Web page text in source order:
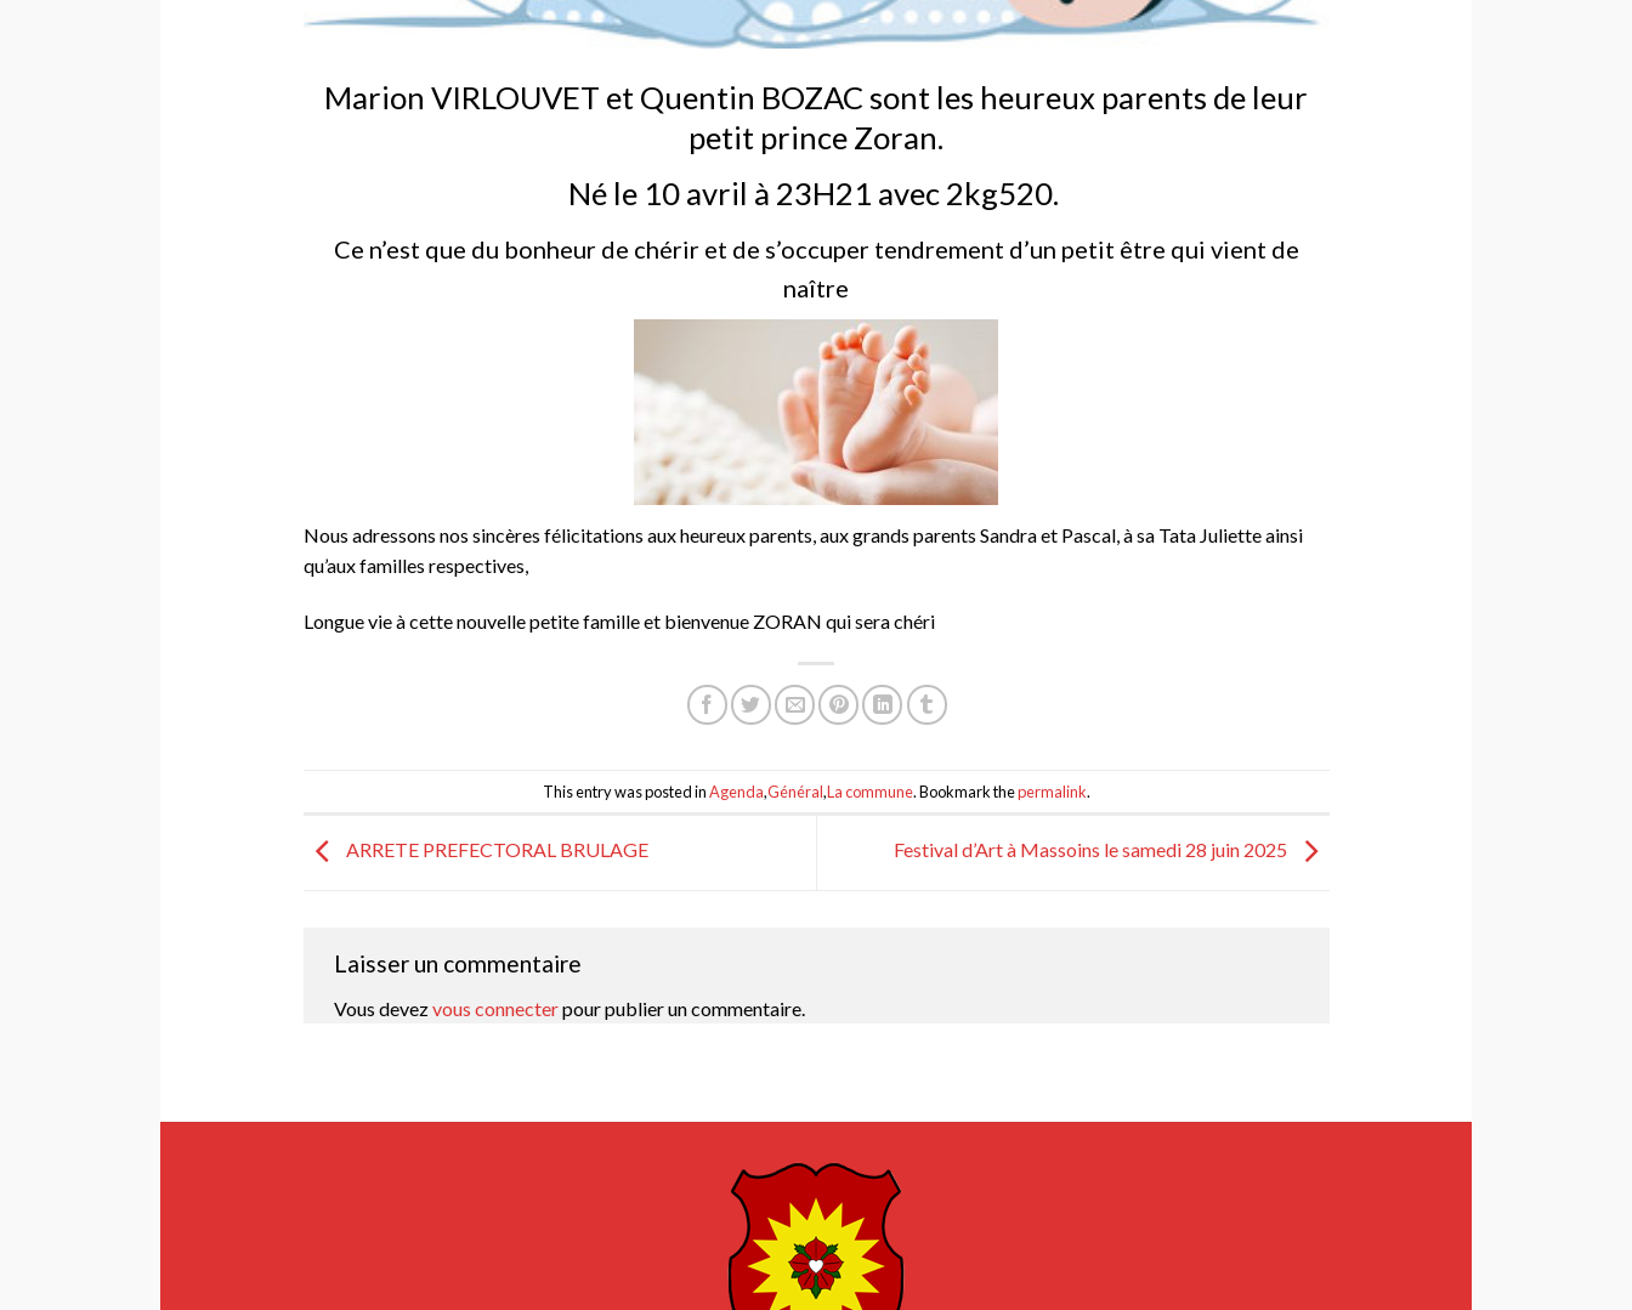
Marion VIRLOUVET et Quentin BOZAC sont les heureux parents de leur
petit prince Zoran.
Né le 10 avril à 23H21 avec 2kg520.
Ce n’est que du bonheur de chérir et de s’occuper tendrement d’un petit être qui vient de
naître
Nous adressons nos sincères félicitations aux heureux parents, aux grands parents Sandra et Pascal, à sa Tata Juliette ainsi
qu’aux familles respectives,
Longue vie à cette nouvelle petite famille et bienvenue ZORAN qui sera chéri
This entry was posted inAgenda,Général,La commune. Bookmark thepermalink.
ARRETE PREFECTORAL BRULAGE Festival d’Art à Massoins le samedi 28 juin 2025
Laisser un commentaire
Vous devezvous connecterpour publier un commentaire.